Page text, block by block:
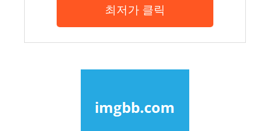
최저가 클릭